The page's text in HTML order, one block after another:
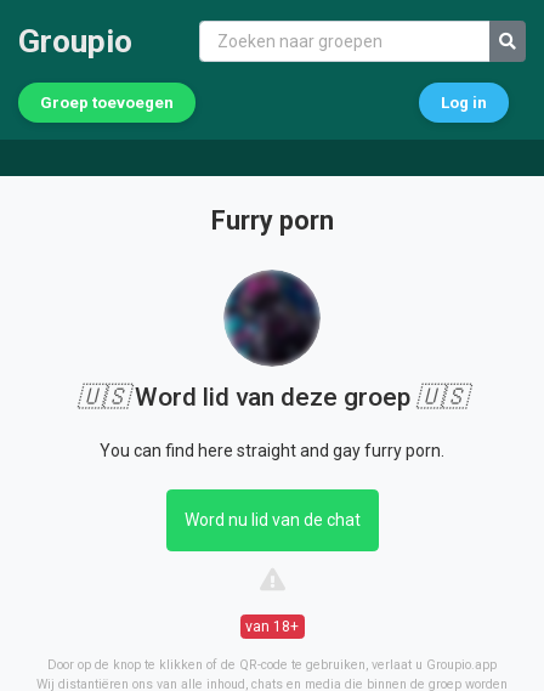
Groupio
Groep toevoegen Log in
Furry porn
🇺🇸Word lid van deze groep 🇺🇸
You can find here straight and gay furry porn.
Word nu lid van de chat
van 18+
Door op de knop te klikken of de QR-code te gebruiken, verlaat u Groupio.app
Wij distantiëren ons van alle inhoud, chats en media die binnen de groep worden